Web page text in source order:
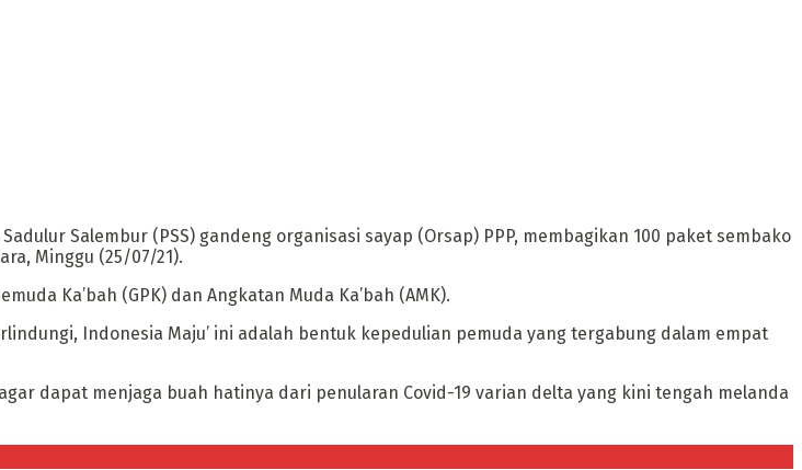
Salembur (PSS) gandeng organisasi sayap (Orsap) PPP, membagikan 100 paket sembako
Minggu (25/07/21).
Ka’bah (GPK) dan Angkatan Muda Ka’bah (AMK).
Indonesia Maju’ ini adalah bentuk kepedulian pemuda yang tergabung dalam empat
dapat menjaga buah hatinya dari penularan Covid-19 varian delta yang kini tengah melanda